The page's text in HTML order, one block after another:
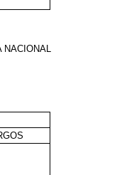
NACIONAL